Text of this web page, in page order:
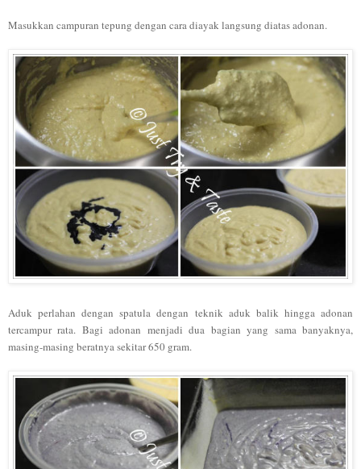
Masukkan campuran tepung dengan cara diayak langsung diatas adonan.
Aduk perlahan dengan spatula dengan teknik aduk balik hingga adonan
tercampur rata. Bagi adonan menjadi dua bagian yang sama banyaknya,
masing-masing beratnya sekitar 650 gram.